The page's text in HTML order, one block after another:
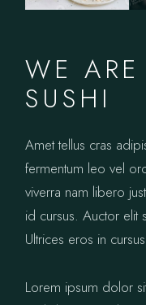
WE
SUSHI
Amet tellus cras
fermentum leo vel
viverra nam libero
id cursus. Auctor elit
Ultrices eros in
Lorem ipsum dolor